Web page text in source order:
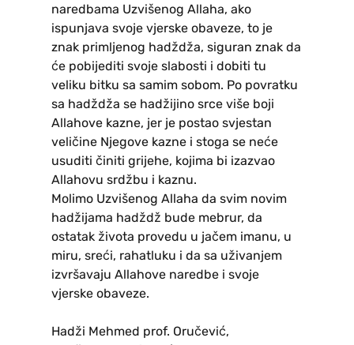
naredbama Uzvišenog Allaha, ako
ispunjava svoje vjerske obaveze, to je
znak primljenog hadždža, siguran znak da
će pobijediti svoje slabosti i dobiti tu
veliku bitku sa samim sobom. Po povratku
sa hadždža se hadžijino srce više boji
Allahove kazne, jer je postao svjestan
veličine Njegove kazne i stoga se neće
usuditi činiti grijehe, kojima bi izazvao
Allahovu srdžbu i kaznu.
Molimo Uzvišenog Allaha da svim novim
hadžijama hadždž bude mebrur, da
ostatak života provedu u jačem imanu, u
miru, sreći, rahatluku i da sa uživanjem
izvršavaju Allahove naredbe i svoje
vjerske obaveze.
Hadži Mehmed prof. Oručević,